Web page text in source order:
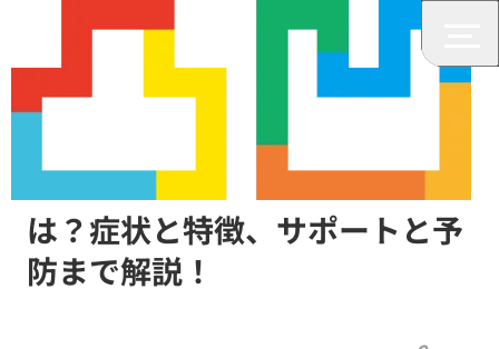
間欠性爆発性障がい（IED）と
は？症状と特徴、サポートと予
防まで解説！